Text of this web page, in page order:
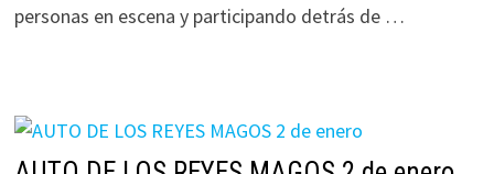
personas en escena y participando detrás de …